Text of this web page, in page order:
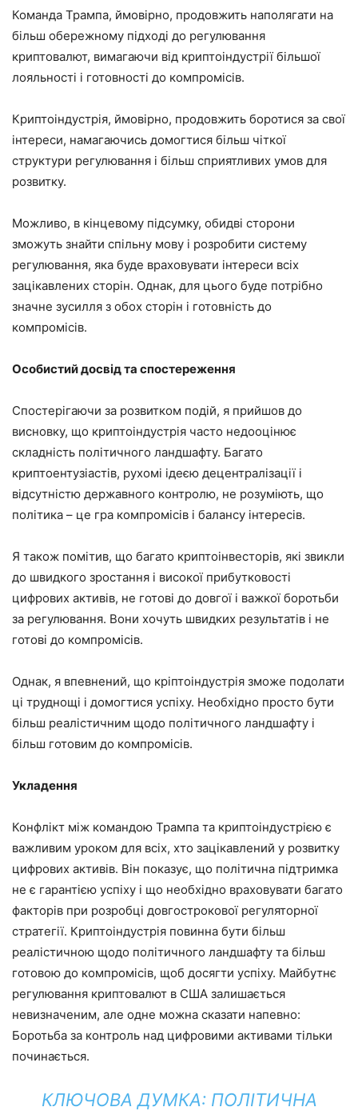
Команда Трампа, ймовірно, продовжить наполягати на
більш обережному підході до регулювання
криптовалют, вимагаючи від криптоіндустрії більшої
лояльності і готовності до компромісів.
Криптоіндустрія, ймовірно, продовжить боротися за свої
інтереси, намагаючись домогтися більш чіткої
структури регулювання і більш сприятливих умов для
розвитку.
Можливо, в кінцевому підсумку, обидві сторони
зможуть знайти спільну мову і розробити систему
регулювання, яка буде враховувати інтереси всіх
зацікавлених сторін. Однак, для цього буде потрібно
значне зусилля з обох сторін і готовність до
компромісів.
Особистий досвід та спостереження
Спостерігаючи за розвитком подій, я прийшов до
висновку, що криптоіндустрія часто недооцінює
складність політичного ландшафту. Багато
криптоентузіастів, рухомі ідеєю децентралізації і
відсутністю державного контролю, не розуміють, що
політика – це гра компромісів і балансу інтересів.
Я також помітив, що багато криптоінвесторів, які звикли
до швидкого зростання і високої прибутковості
цифрових активів, не готові до довгої і важкої боротьби
за регулювання. Вони хочуть швидких результатів і не
готові до компромісів.
Однак, я впевнений, що кріптоіндустрія зможе подолати
ці труднощі і домогтися успіху. Необхідно просто бути
більш реалістичним щодо політичного ландшафту і
більш готовим до компромісів.
Укладення
Конфлікт між командою Трампа та криптоіндустрією є
важливим уроком для всіх, хто зацікавлений у розвитку
цифрових активів. Він показує, що політична підтримка
не є гарантією успіху і що необхідно враховувати багато
факторів при розробці довгострокової регуляторної
стратегії. Криптоіндустрія повинна бути більш
реалістичною щодо політичного ландшафту та більш
готовою до компромісів, щоб досягти успіху. Майбутнє
регулювання криптовалют в США залишається
невизначеним, але одне можна сказати напевно:
Боротьба за контроль над цифровими активами тільки
починається.
КЛЮЧОВА ДУМКА: ПОЛІТИЧНА